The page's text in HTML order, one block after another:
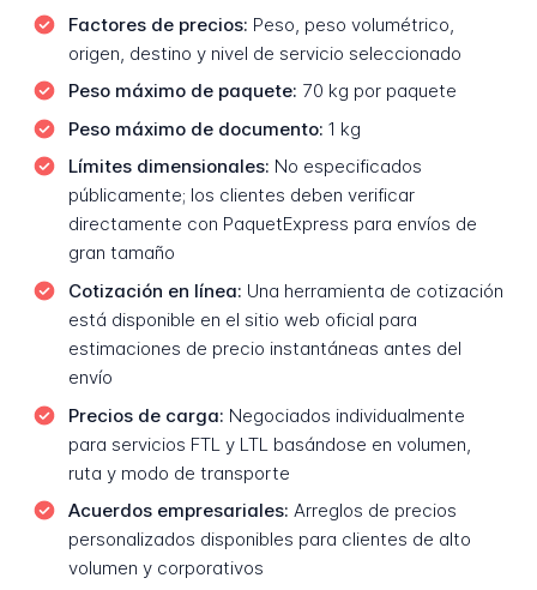
Factores de precios: Peso, peso volumétrico,
origen, destino y nivel de servicio seleccionado
Peso máximo de paquete: 70 kg por paquete
Peso máximo de documento: 1 kg
Límites dimensionales: No especificados
públicamente; los clientes deben verificar
directamente con PaquetExpress para envíos de
gran tamaño
Cotización en línea: Una herramienta de cotización
está disponible en el sitio web oficial para
estimaciones de precio instantáneas antes del
envío
Precios de carga: Negociados individualmente
para servicios FTL y LTL basándose en volumen,
ruta y modo de transporte
Acuerdos empresariales: Arreglos de precios
personalizados disponibles para clientes de alto
volumen y corporativos